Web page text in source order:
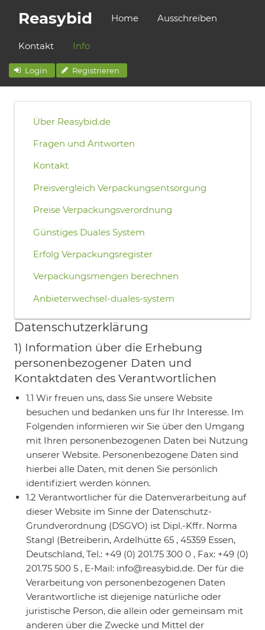
Reasybid Home Ausschreiben
Kontakt Info
Login Registrieren
Über Reasybid.de
Fragen und Antworten
Kontakt
Preisvergleich Verpackungsentsorgung
Preise Verpackungsverordnung
Günstiges Duales System
Erfolg Verpackungsregister
Verpackungsmengen berechnen
Anbieterwechsel-duales-system
Datenschutzerklärung
1) Information über die Erhebung
personenbezogener Daten und
Kontaktdaten des Verantwortlichen
1.1 Wir freuen uns, dass Sie unsere Website
besuchen und bedanken uns für Ihr Interesse. Im
Folgenden informieren wir Sie über den Umgang
mit Ihren personenbezogenen Daten bei Nutzung
unserer Website. Personenbezogene Daten sind
hierbei alle Daten, mit denen Sie persönlich
identifiziert werden können.
1.2 Verantwortlicher für die Datenverarbeitung auf
dieser Website im Sinne der Datenschutz-
Grundverordnung (DSGVO) ist Dipl.-Kffr. Norma
Stangl (Betreiberin, Ardelhütte 65 , 45359 Essen,
Deutschland, Tel.: +49 (0) 201.75 300 0 , Fax: +49 (0)
201.75 500 5 , E-Mail: info@reasybid.de. Der für die
Verarbeitung von personenbezogenen Daten
Verantwortliche ist diejenige natürliche oder
juristische Person, die allein oder gemeinsam mit
anderen über die Zwecke und Mittel der